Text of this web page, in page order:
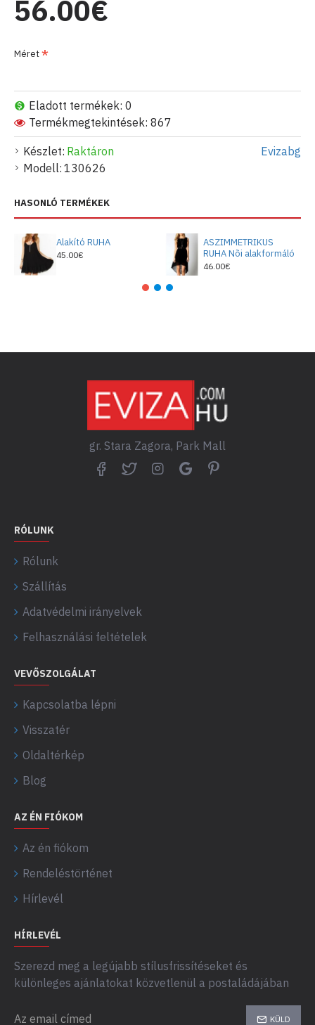
Készlet: Raktáron
Modell: 130626
Evizabg
Eladott termékek: 0
Termékmegtekintések: 867
56.00€
Méret
HASONLÓ TERMÉKEK
Alakító RUHA
45.00€
ASZIMMETRIKUS
RUHA Nõi alakformáló
46.00€
gr. Stara Zagora, Park Mall
RÓLUNK
Rólunk
Szállítás
Adatvédelmi irányelvek
Felhasználási feltételek
VEVŐSZOLGÁLAT
Kapcsolatba lépni
Visszatér
Oldaltérkép
Blog
AZ ÉN FIÓKOM
Az én fiókom
Rendeléstörténet
Hírlevél
HÍRLEVÉL
Szerezd meg a legújabb stílusfrissítéseket és
különleges ajánlatokat közvetlenül a postaládájában
KÜLD